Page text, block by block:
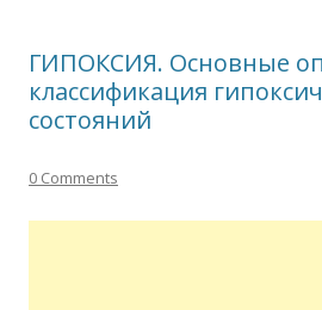
ГИПОКСИЯ. Основные
классификация
состояний
0 Comments